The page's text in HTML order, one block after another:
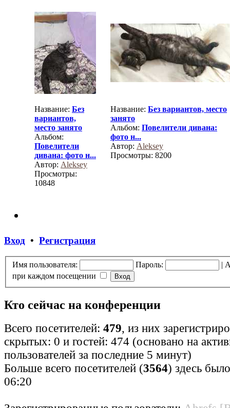
Название: Без
вариантов,
место занято
Альбом:
Повелители
дивана: фото н...
Автор: Aleksey
Просмотры:
10848
Название: Без вариантов, место
занято
Альбом: Повелители дивана:
фото н...
Автор: Aleksey
Просмотры: 8200
Вход • Регистрация
Имя пользователя: Пароль: |
при каждом посещении
Кто сейчас на конференции
Всего посетителей: 479, из них
скрытых: 0 и гостей: 474 (основано на
пользователей за последние 5 минут)
Больше всего посетителей (3564) здесь
06:20